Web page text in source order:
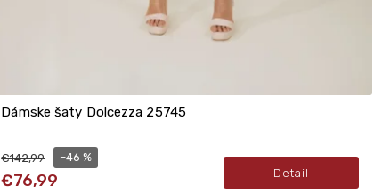
Dámske šaty Dolcezza 25745
€142,99
€76,99
–46 %
Detail